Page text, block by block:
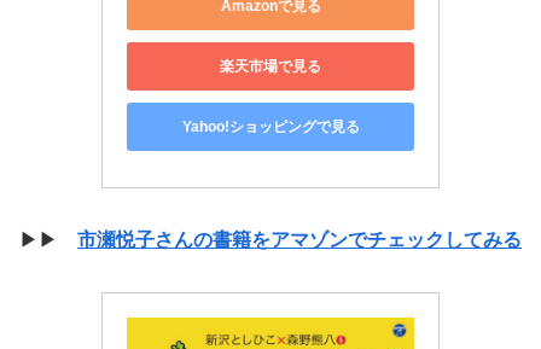
Amazonで見る
楽天市場で見る
Yahoo!ショッピングで見る
▶▶ 市瀬悦子さんの書籍をアマゾンでチェックしてみる